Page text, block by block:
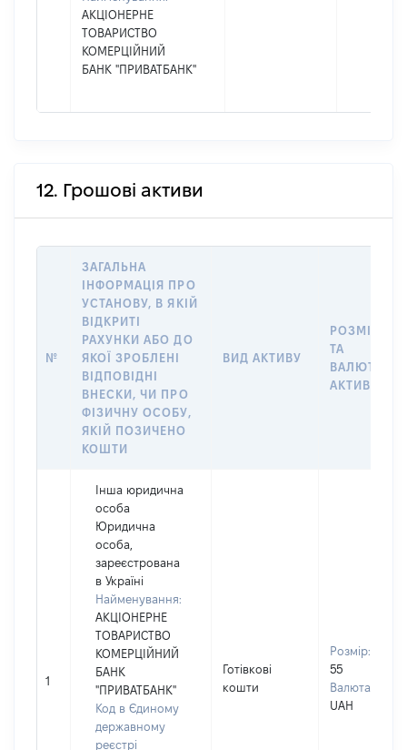
АКЦІОНЕРНЕ
ТОВАРИСТВО
КОМЕРЦІЙНИЙ
БАНК "ПРИВАТБАНК"
12. Грошові активи
№
ЗАГАЛЬНА
ІНФОРМАЦІЯ ПРО
УСТАНОВУ, В ЯКІЙ
ВІДКРИТІ
РАХУНКИ АБО ДО
ЯКОЇ ЗРОБЛЕНІ
ВІДПОВІДНІ
ВНЕСКИ, ЧИ ПРО
ФІЗИЧНУ ОСОБУ,
ЯКІЙ ПОЗИЧЕНО
КОШТИ
ВИД АКТИВУ
РОЗМІР
ТА
ВАЛЮТА
АКТИВУ
1
Інша юридична
особа
Юридична
особа,
зареєстрована
в Україні
Найменування:
АКЦІОНЕРНЕ
ТОВАРИСТВО
КОМЕРЦІЙНИЙ
БАНК
"ПРИВАТБАНК"
Код в Єдиному
державному
реєстрі
Готівкові
кошти
Розмір:
55
Валюта:
UAH